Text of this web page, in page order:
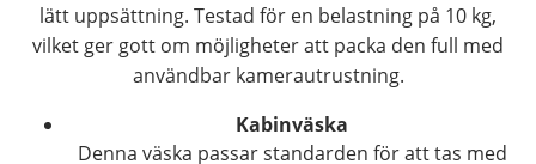
lätt uppsättning. Testad för en belastning på 10 kg,
vilket ger gott om möjligheter att packa den full med
användbar kamerautrustning.
Kabinväska
Denna väska passar standarden för att tas med